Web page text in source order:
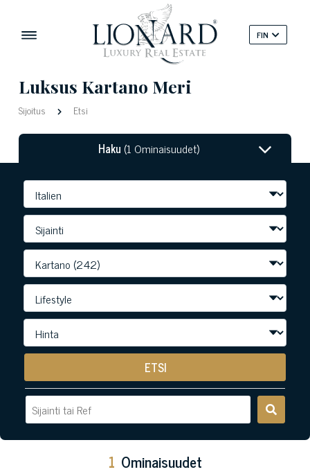
FIN
Luksus Kartano Meri
Sijoitus Etsi
Haku (1 Ominaisuudet)
ETSI
1 Ominaisuudet